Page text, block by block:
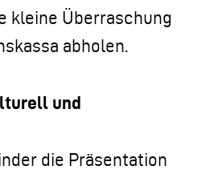
kleine Überraschung
abholen.
und
die Präsentation